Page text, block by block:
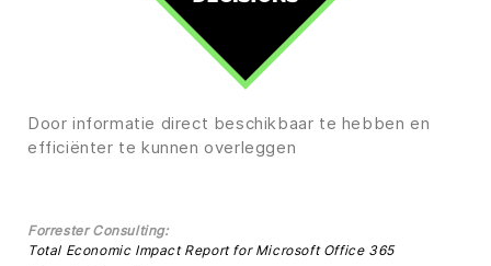
Door informatie direct beschikbaar te hebben en
efficiënter te kunnen overleggen
Forrester Consulting:
Total Economic Impact Report for Microsoft Office 365